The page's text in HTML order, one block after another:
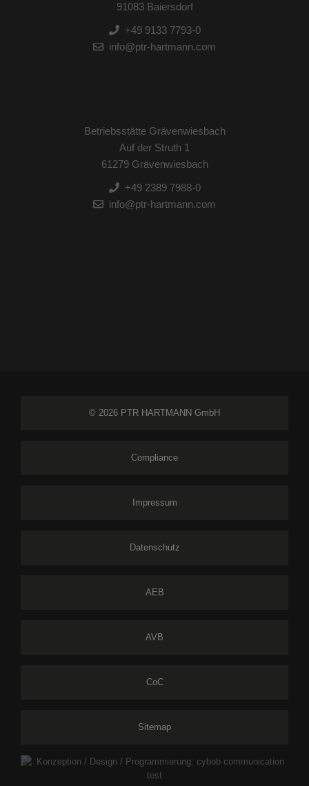
91083 Baiersdorf
+49 9133 7793-0
info@ptr-hartmann.com
Betriebsstätte Grävenwiesbach
Auf der Struth 1
61279 Grävenwiesbach
+49 2389 7988-0
info@ptr-hartmann.com
© 2026 PTR HARTMANN GmbH
Compliance
Impressum
Datenschutz
AEB
AVB
CoC
Sitemap